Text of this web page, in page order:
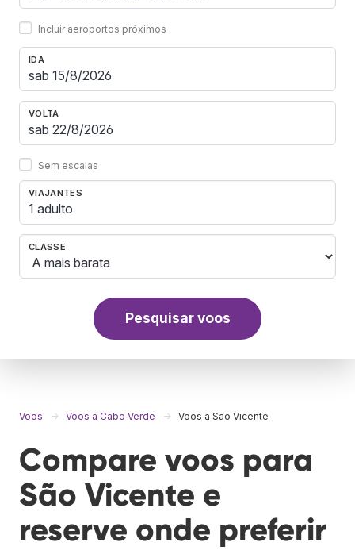
Incluir aeroportos próximos
IDA
VOLTA
Sem escalas
VIAJANTES
1 adulto
CLASSE
Pesquisar voos
Voos Voos a Cabo Verde Voos a São Vicente
Compare voos para
São Vicente e
reserve onde preferir